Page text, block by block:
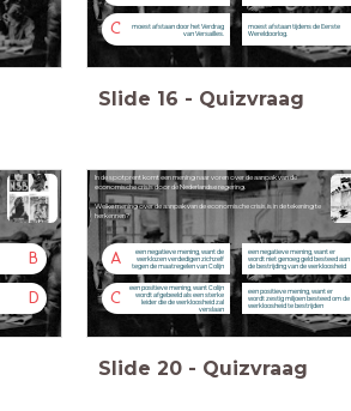
C
moest afstaan door het Verdrag
van Versailles.
moest afstaan tijdens de Eerste
Wereldoorlog.
Slide 16 - Quizvraag
B
D
In de spotprent komt een mening naar voren over de aanpak van de
economische crisis door de Nederlandse regering.
Welke mening over de aanpak van de economische crisis is in de tekening te
herkennen?
A
een negatieve mening, want de
werklozen verdedigen zichzelf
tegen de maatregelen van Colijn
een negatieve mening, want er
wordt niet genoeg geld besteed aan
de bestrijding van de werkloosheid
C
een positieve mening, want Colijn
wordt afgebeeld als een sterke
leider die de werkloosheid zal
verslaan
een positieve mening, want er
wordt zestig miljoen besteed om de
werkloosheid te bestrijden
Slide 20 - Quizvraag